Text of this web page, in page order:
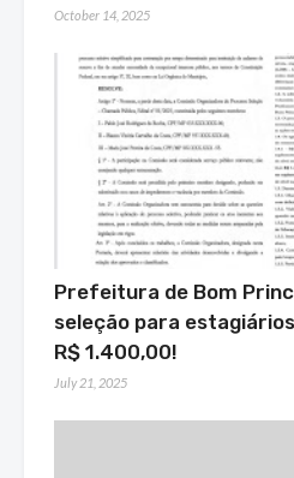
October 14, 2025
Prefeitura de Bom
seleção para
R$ 1.400,00!
July 21, 2025